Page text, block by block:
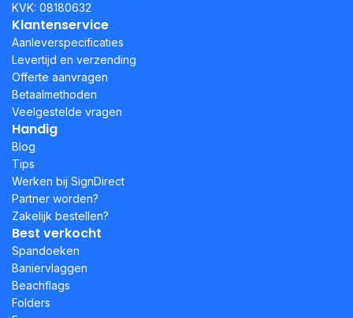
KVK: 08180632
Klantenservice
Aanleverspecificaties
Levertijd en verzending
Offerte aanvragen
Betaalmethoden
Veelgestelde vragen
Handig
Blog
Tips
Werken bij SignDirect
Partner worden?
Zakelijk bestellen?
Best verkocht
Spandoeken
Baniervlaggen
Beachflags
Folders